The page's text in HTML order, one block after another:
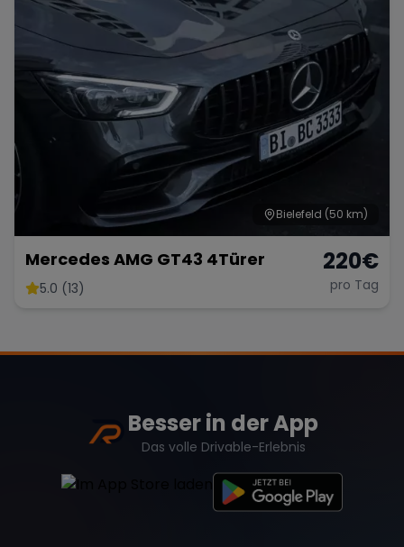
Bielefeld (50 km)
Mercedes AMG GT43 4Türer
5.0 (13)
220€
pro Tag
Besser in der App
Das volle Drivable-Erlebnis